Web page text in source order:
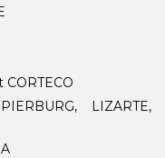
CORTECO
LIZARTE,